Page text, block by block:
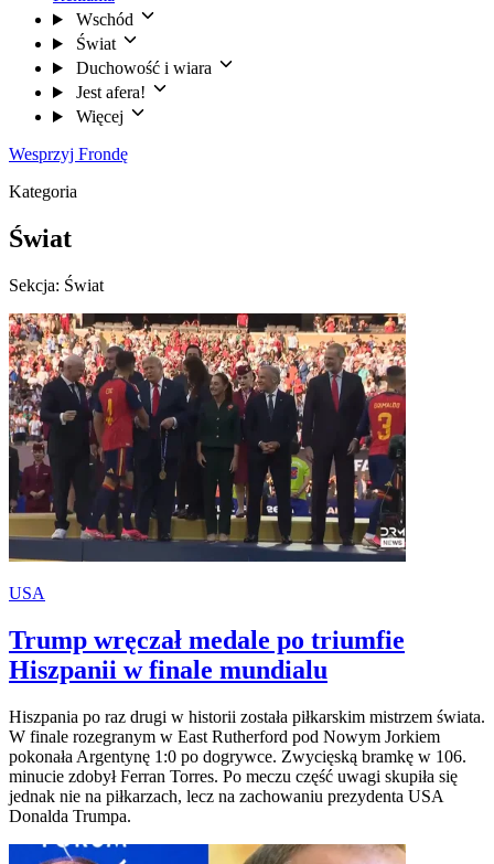
Wschód
Świat
Duchowość i wiara
Jest afera!
Więcej
Wesprzyj Frondę
Kategoria
Świat
Sekcja: Świat
USA
Trump wręczał medale po triumfie
Hiszpanii w finale mundialu
Hiszpania po raz drugi w historii została piłkarskim mistrzem świata.
W finale rozegranym w East Rutherford pod Nowym Jorkiem
pokonała Argentynę 1:0 po dogrywce. Zwycięską bramkę w 106.
minucie zdobył Ferran Torres. Po meczu część uwagi skupiła się
jednak nie na piłkarzach, lecz na zachowaniu prezydenta USA
Donalda Trumpa.